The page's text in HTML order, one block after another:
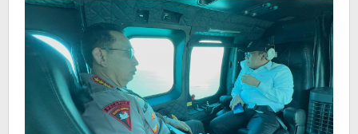
Menko
PMK
Patroli
Naik